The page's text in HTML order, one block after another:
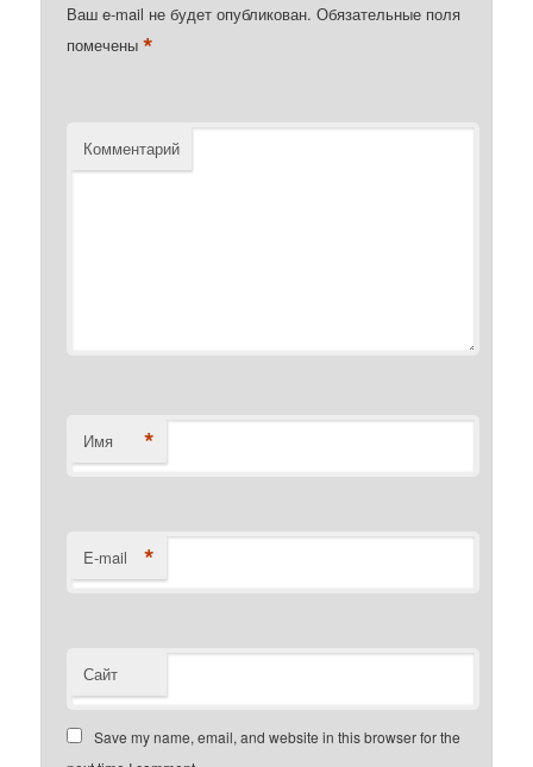
Ваш e-mail не будет опубликован. Обязательные поля
помечены*
Комментарий
Имя *
E-mail *
Сайт
Save my name, email, and website in this browser for the